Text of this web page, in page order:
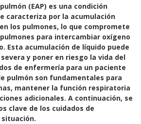
(EAP) es una condición
caracteriza por la acumulación
los pulmones, lo que compromete
para intercambiar oxígeno
Esta acumulación de líquido puede
y poner en riesgo la vida del
de enfermería para un paciente
pulmón son fundamentales para
mantener la función respiratoria
adicionales. A continuación, se
clave de los cuidados de